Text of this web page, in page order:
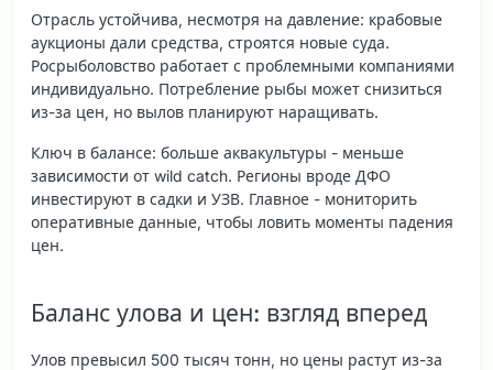
Отрасль устойчива, несмотря на давление: крабовые
аукционы дали средства, строятся новые суда.
Росрыболовство работает с проблемными компаниями
индивидуально. Потребление рыбы может снизиться
из-за цен, но вылов планируют наращивать.
Ключ в балансе: больше аквакультуры - меньше
зависимости от wild catch. Регионы вроде ДФО
инвестируют в садки и УЗВ. Главное - мониторить
оперативные данные, чтобы ловить моменты падения
цен.
Баланс улова и цен: взгляд вперед
Улов превысил 500 тысяч тонн, но цены растут из-за